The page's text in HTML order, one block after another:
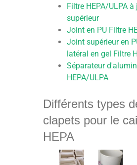
Filtre HEPA/ULPA à
supérieur
Joint en PU Filtre
Joint supérieur en
latéral en gel Filtre
Séparateur
HEPA/ULPA
Différents types
clapets pour le
HEPA